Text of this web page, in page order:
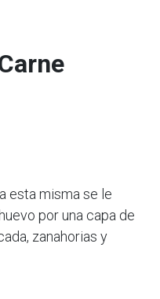
esta misma se le
por una capa de
zanahorias y